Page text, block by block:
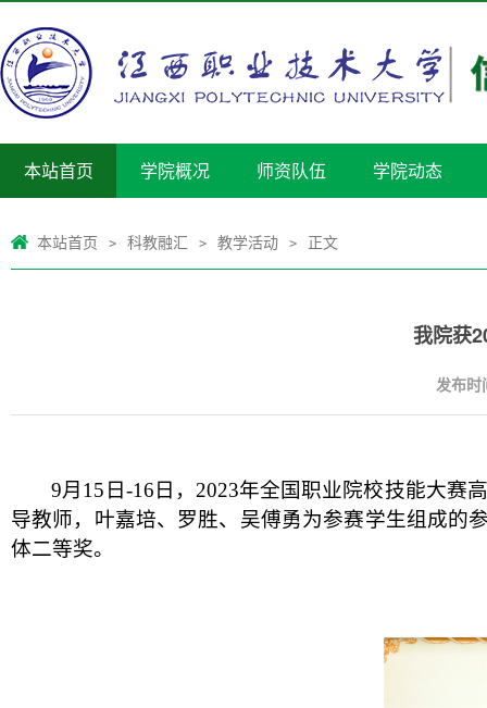
本站首页 学院概况 师资队伍 学院动态
本站首页 > 科教融汇 > 教学活动 > 正文
我院获
发布时
9月15日-16日，2023年全国职业院校技能大赛
导教师，叶嘉培、罗胜、吴傅勇为参赛学生组成的
体二等奖。